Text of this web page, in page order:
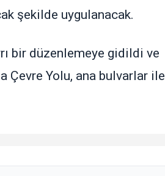
şekilde uygulanacak.
bir düzenlemeye gidildi ve
Çevre Yolu, ana bulvarlar ile